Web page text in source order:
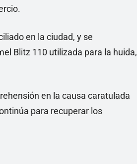
en la ciudad, y se
Blitz 110 utilizada para la huida,
en la causa caratulada
para recuperar los